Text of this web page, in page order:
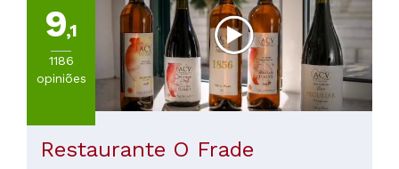
9,1
1186
opiniões
Restaurante O Frade